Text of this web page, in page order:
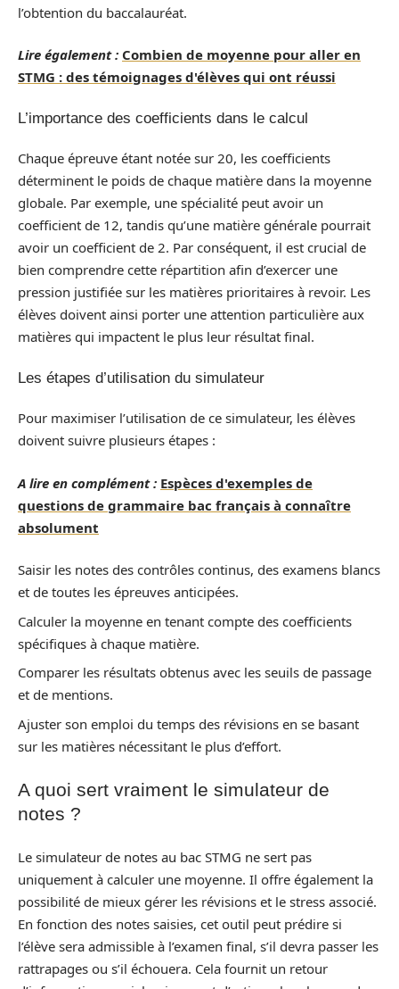
l’obtention du baccalauréat.
Lire également : Combien de moyenne pour aller en
STMG : des témoignages d'élèves qui ont réussi
L’importance des coefficients dans le calcul
Chaque épreuve étant notée sur 20, les coefficients
déterminent le poids de chaque matière dans la moyenne
globale. Par exemple, une spécialité peut avoir un
coefficient de 12, tandis qu’une matière générale pourrait
avoir un coefficient de 2. Par conséquent, il est crucial de
bien comprendre cette répartition afin d’exercer une
pression justifiée sur les matières prioritaires à revoir. Les
élèves doivent ainsi porter une attention particulière aux
matières qui impactent le plus leur résultat final.
Les étapes d’utilisation du simulateur
Pour maximiser l’utilisation de ce simulateur, les élèves
doivent suivre plusieurs étapes :
A lire en complément : Espèces d'exemples de
questions de grammaire bac français à connaître
absolument
Saisir les notes des contrôles continus, des examens blancs
et de toutes les épreuves anticipées.
Calculer la moyenne en tenant compte des coefficients
spécifiques à chaque matière.
Comparer les résultats obtenus avec les seuils de passage
et de mentions.
Ajuster son emploi du temps des révisions en se basant
sur les matières nécessitant le plus d’effort.
A quoi sert vraiment le simulateur de
notes ?
Le simulateur de notes au bac STMG ne sert pas
uniquement à calculer une moyenne. Il offre également la
possibilité de mieux gérer les révisions et le stress associé.
En fonction des notes saisies, cet outil peut prédire si
l’élève sera admissible à l’examen final, s’il devra passer les
rattrapages ou s’il échouera. Cela fournit un retour